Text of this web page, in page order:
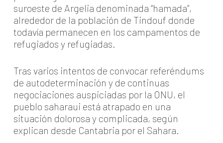
suroeste de Argelia denominada “hamada”,
alrededor de la población de Tindouf donde
todavía permanecen en los campamentos de
refugiados y refugiadas.
Tras varios intentos de convocar referéndums
de autodeterminación y de continuas
negociaciones auspiciadas por la ONU, el
pueblo saharaui está atrapado en una
situación dolorosa y complicada, según
explican desde Cantabria por el Sahara.